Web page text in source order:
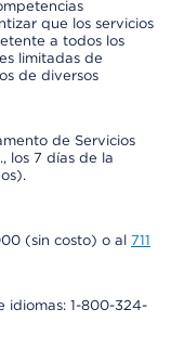
que los servicios
a todos los
limitadas de
de diversos
de Servicios
los 7 días de la
(sin costo) o al 711
idiomas: 1-800-324-